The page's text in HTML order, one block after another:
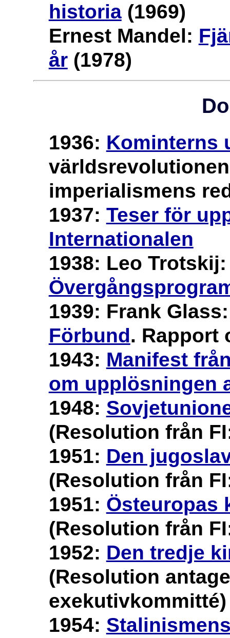
historia(1969)
Ernest Mandel:
år(1978)
1936: Kominterns
imperialismens
1937: Teser för
Internationalen
1938: Leo Trotskij:
1939: Frank
Förbund. Rapport
1943: Manifest
om upplösningen
1948:
(Resolution från
1951: Den
(Resolution från
1951: Östeuropas
(Resolution från
1952: Den tredje
(Resolution
exekutivkommitté)
1954: